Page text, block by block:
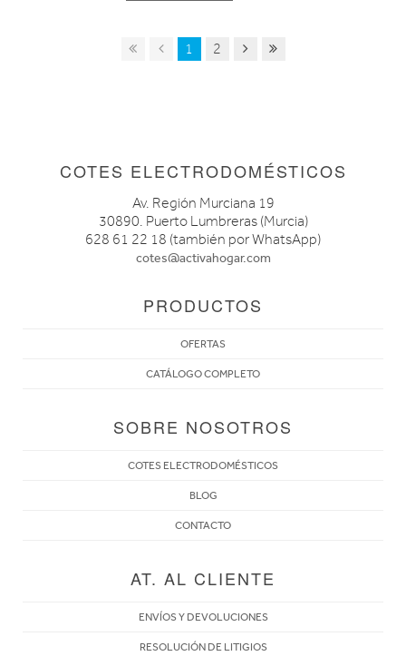
1 2
COTES ELECTRODOMÉSTICOS
Av. Región Murciana 19
30890. Puerto Lumbreras (Murcia)
628 61 22 18 (también por WhatsApp)
cotes@activahogar.com
PRODUCTOS
OFERTAS
CATÁLOGO COMPLETO
SOBRE NOSOTROS
COTES ELECTRODOMÉSTICOS
BLOG
CONTACTO
AT. AL CLIENTE
ENVÍOS Y DEVOLUCIONES
RESOLUCIÓN DE LITIGIOS